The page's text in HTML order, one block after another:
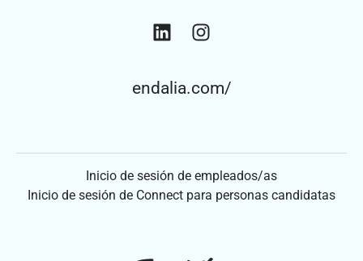
endalia.com/
Inicio de sesión de empleados/as
Inicio de sesión de Connect para personas candidatas